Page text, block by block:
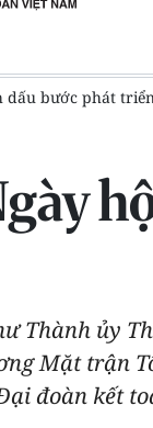
Thành
Thành ủy
Mặt trận
đoàn kết